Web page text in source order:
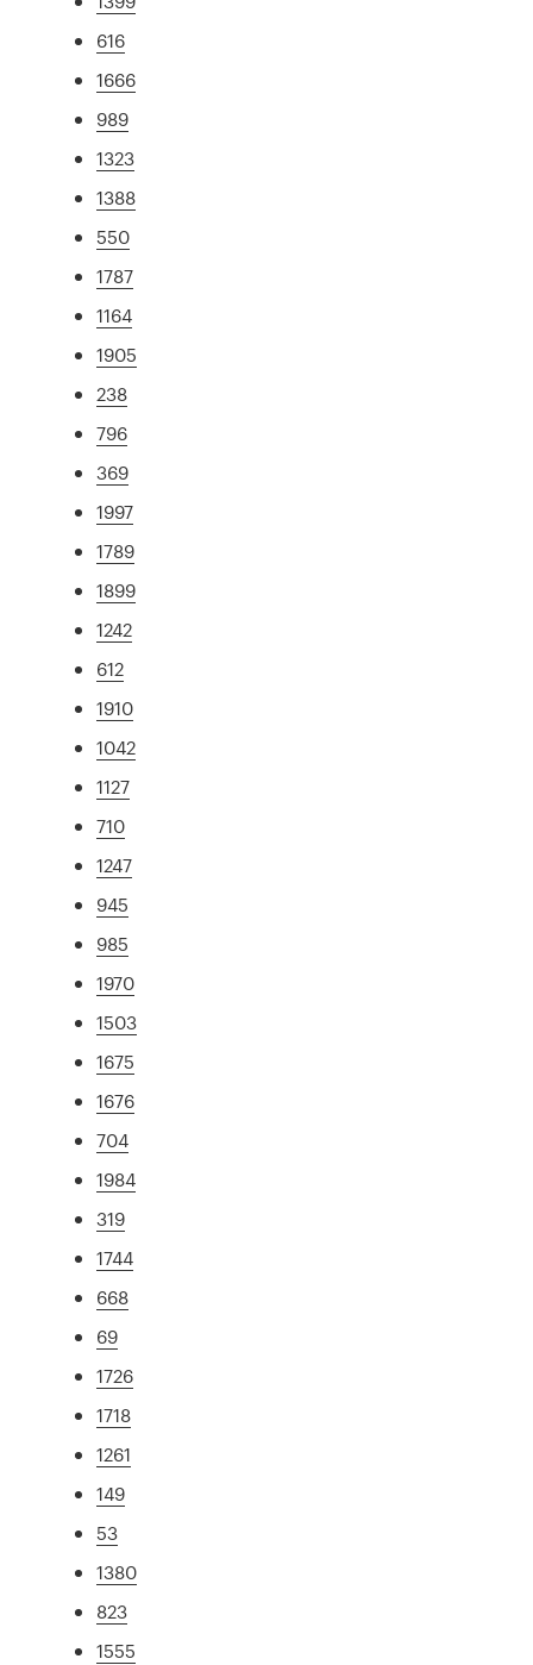
616
1666
989
1323
1388
550
1787
1164
1905
238
796
369
1997
1789
1899
1242
612
1910
1042
1127
710
1247
945
985
1970
1503
1675
1676
704
1984
319
1744
668
69
1726
1718
1261
149
53
1380
823
1555